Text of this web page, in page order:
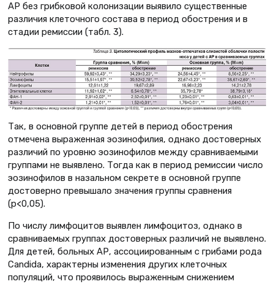
АР без грибковой колонизации выявило существенные
различия клеточного состава в период обострения и в
стадии ремиссии (табл. 3).
Так, в основной группе детей в период обострения
отмечена выраженная эозинофилия, однако достоверных
различий по уровню эозинофилов между сравниваемыми
группами не выявлено. Тогда как в период ремиссии число
эозинофилов в назальном секрете в основной группе
достоверно превышало значения группы сравнения
(р<0,05).
По числу лимфоцитов выявлен лимфоцитоз, однако в
сравниваемых группах достоверных различий не выявлено.
Для детей, больных АР, ассоциированным с грибами рода
Candidа, характерны изменения других клеточных
популяций, что проявилось выраженным снижением